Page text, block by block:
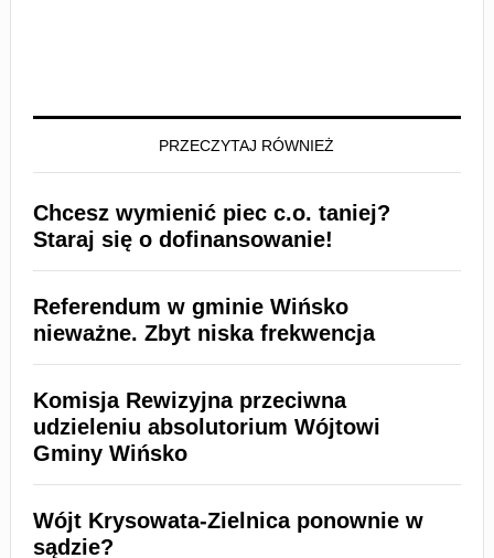
PRZECZYTAJ RÓWNIEŻ
Chcesz wymienić piec c.o. taniej?
Staraj się o dofinansowanie!
Referendum w gminie Wińsko
nieważne. Zbyt niska frekwencja
Komisja Rewizyjna przeciwna
udzieleniu absolutorium Wójtowi
Gminy Wińsko
Wójt Krysowata-Zielnica ponownie w
sądzie?